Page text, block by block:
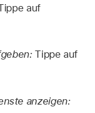
auf
Tippe auf
anzeigen: